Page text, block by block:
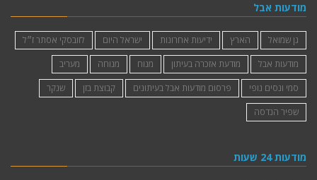
מודעות אבל
גן שמואל הארץ ידיעות אחרונות ישראל היום
לזובסקי אסתר ז״ל
מודעות אבל
מודעת אזכרה בעיתון מנוח מנוחה
מעריב
סמי ונסים נופי
פרסום מודעות אבל בעיתונים קבוצת בזן
שנקר
שפיר הנדסה
מודעות 24 שעות